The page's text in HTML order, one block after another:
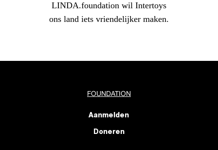
LINDA.foundation wil Intertoys
ons land iets vriendelijker maken.
FOUNDATION
Aanmelden
Doneren